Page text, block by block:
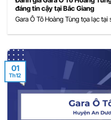
đáng tin cậy tại Bắc Giang
Gara Ô Tô Hoàng Tùng tọa lạc tại
01
Th12